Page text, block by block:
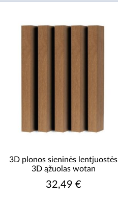
3D plonos sieninės lentjuostės
3D ąžuolas wotan
32,49 €